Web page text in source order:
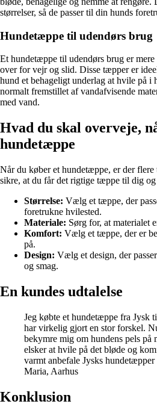
størrelser, så de passer til din hunds
Hundetæppe til udendørs brug
Et hundetæppe til udendørs brug er
over for vejr og slid. Disse tæpper er
hund et behageligt underlag at hvile på i
normalt fremstillet af vandafvisende
med vand.
Hvad du skal overveje,
hundetæppe
Når du køber et hundetæppe, er der
sikre, at du får det rigtige tæppe til dig
Størrelse: Vælg et tæppe, der
foretrukne hvilested.
Materiale: Sørg for, at materialet
Komfort: Vælg et tæppe, der er
på.
Design: Vælg et design, der
og smag.
En kundes udtalelse
Jeg købte et hundetæppe fra Jysk
har virkelig gjort en stor forskel.
bekymre mig om hundens pels på
elsker at hvile på det bløde og
varmt anbefale Jysks
Maria, Aarhus
Konklusion